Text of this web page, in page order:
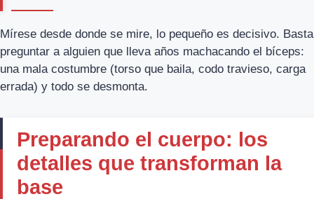
Mírese desde donde se mire, lo pequeño es decisivo. Basta
preguntar a alguien que lleva años machacando el bíceps:
una mala costumbre (torso que baila, codo travieso, carga
errada) y todo se desmonta.
Preparando el cuerpo: los
detalles que transforman la
base